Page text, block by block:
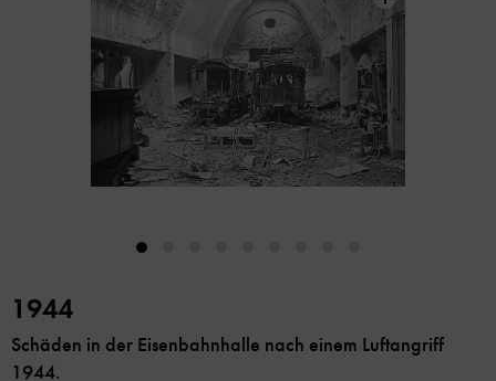
1944
Schäden in der Eisenbahnhalle nach einem Luftangriff
1944.